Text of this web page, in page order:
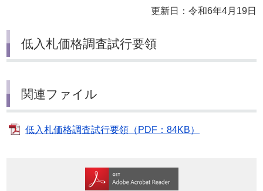
更新日：令和6年4月19日
低入札価格調査試行要領
関連ファイル
低入札価格調査試行要領（PDF：84KB）